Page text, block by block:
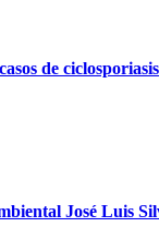
de ciclosporiasis
José Luis